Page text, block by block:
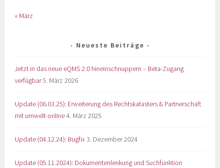
« März
Neueste Beiträge
Jetzt in das neue eQMS 2.0 hineinschnuppern – Beta-Zugang
verfügbar5. März 2026
Update (06.03.25): Erweiterung des Rechtskatasters & Partnerschaft
mit umwelt-online4. März 2025
Update (04.12.24): Bugfix3. Dezember 2024
Update (05.11.2024): Dokumentenlenkung und Suchfunktion